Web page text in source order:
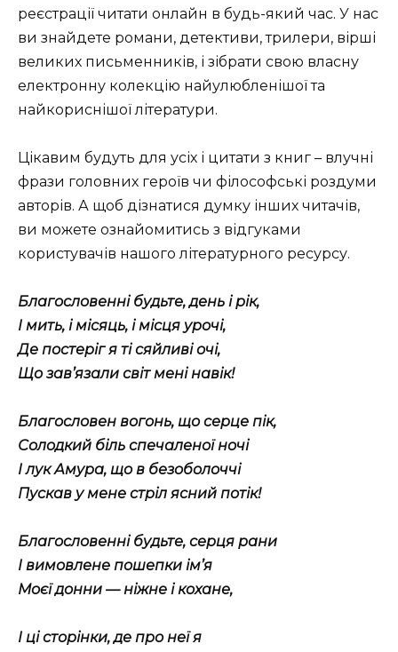
реєстрації читати онлайн в будь-який час. У нас
ви знайдете романи, детективи, трилери, вірші
великих письменників, і зібрати свою власну
електронну колекцію найулюбленішої та
найкориснішої літератури.
Цікавим будуть для усіх і цитати з книг – влучні
фрази головних героїв чи філософські роздуми
авторів. А щоб дізнатися думку інших читачів,
ви можете ознайомитись з відгуками
користувачів нашого літературного ресурсу.
Благословенні будьте, день і рік,
І мить, і місяць, і місця урочі,
Де постеріг я ті сяйливі очі,
Що зав’язали світ мені навік!
Благословен вогонь, що серце пік,
Солодкий біль спечаленої ночі
І лук Амура, що в безоболоччі
Пускав у мене стріл ясний потік!
Благословенні будьте, серця рани
І вимовлене пошепки ім’я
Моєї донни — ніжне і кохане,
І ці сторінки, де про неї я